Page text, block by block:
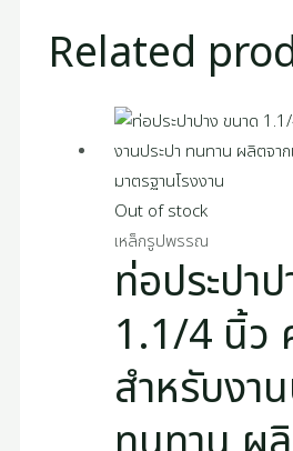
Related
Out of stock
เหล็กรูปพรรณ
ท่อประปา
1.1/4 นิ้ว
สำหรับงา